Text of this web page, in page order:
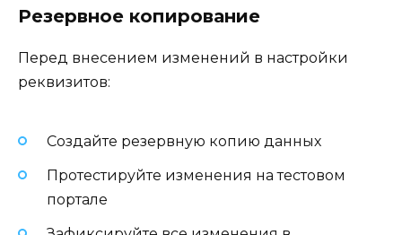
Резервное копирование
Перед внесением изменений в настройки
реквизитов:
Создайте резервную копию данных
Протестируйте изменения на тестовом
портале